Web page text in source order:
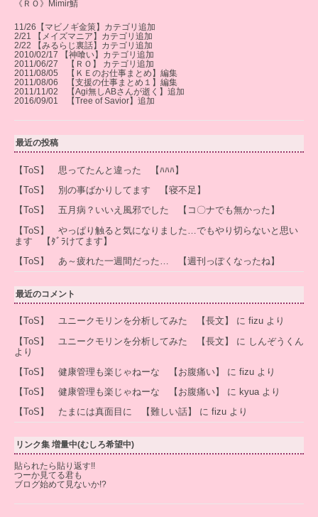
《ＲＯ》Mimir鯖
11/26【マビノギ金策】カテゴリ追加
2/21 【メイズマニア】カテゴリ追加
2/22 【みるらじ裏話】カテゴリ追加
2010/02/17 【神喰い】カテゴリ追加
2011/06/27 【ＲＯ】 カテゴリ追加
2011/08/05 【ＫＥのお仕事まとめ】編集
2011/08/06 【支援の仕事まとめ１】編集
2011/11/02 【Agi無しABさんが逝く】追加
2016/09/01 【Tree of Savior】追加
最近の投稿
【ToS】 思ってたんと違った 【ﾊﾊﾊ】
【ToS】 別の事ばかりしてます 【寝不足】
【ToS】 五月病？いいえ風邪でした 【コ〇ナでも無かった】
【ToS】 やっぱり触ると気になりました…でもやり切らないと思い
ます 【ﾀﾞﾗけてます】
【ToS】 あ～疲れた一週間だった… 【週刊っぽくなったね】
最近のコメント
【ToS】 ユニークモリンを分析してみた 【長文】 に fizu より
【ToS】 ユニークモリンを分析してみた 【長文】
に しんぞうくん
より
【ToS】 健康管理も楽じゃねーな 【お腹痛い】
に fizu より
【ToS】 健康管理も楽じゃねーな 【お腹痛い】
に kyuaより
【ToS】 たまには真面目に 【難しい話】
に fizu より
リンク集 増量中(むしろ希望中)
貼られたら貼り返す!!
つーか見てる君も
ブログ始めて見ないか!?